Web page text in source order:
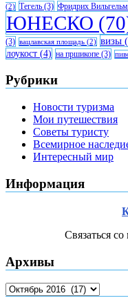
(2) Тегель (3) Фридрих Вильгельм
ЮНЕСКО
(3) вацлавская площадь (2) визы
лоукост (4) на пршикопе (3)
Рубрики
Новости туризма
Мои путешествия
Советы туристу
Всемирное
Интересный мир
Информация
Связаться
Архивы
Архивы